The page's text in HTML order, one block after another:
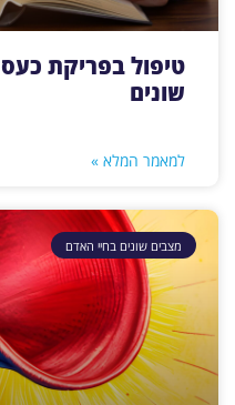
טיפול בפריקת
שונים
למאמר המלא »
מצבים שונים בחיי האדם